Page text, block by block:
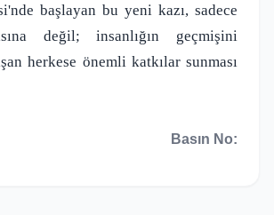
başlayan bu yeni kazı, sadece
değil; insanlığın geçmişini
herkese önemli katkılar sunması
Basın No: